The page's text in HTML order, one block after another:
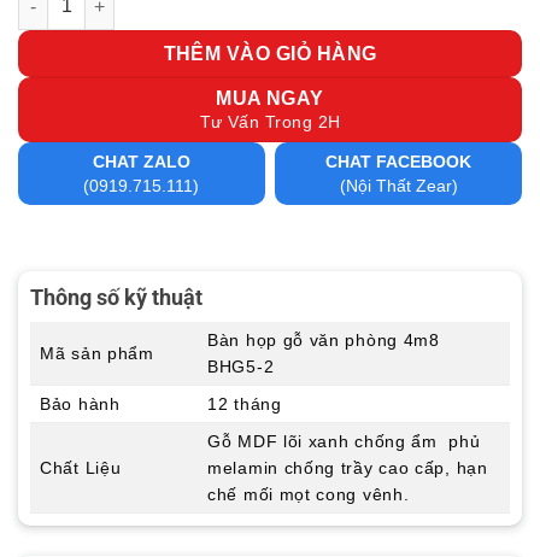
THÊM VÀO GIỎ HÀNG
MUA NGAY
Tư Vấn Trong 2H
CHAT ZALO
(0919.715.111)
CHAT FACEBOOK
(Nội Thất Zear)
Thông số kỹ thuật
Mã sản phẩm
Bàn họp gỗ văn phòng 4m8
BHG5-2
Bảo hành
12 tháng
Chất Liệu
Gỗ MDF lõi xanh chống ẩm phủ
melamin chống trầy cao cấp, hạn
chế mối mọt cong vênh.